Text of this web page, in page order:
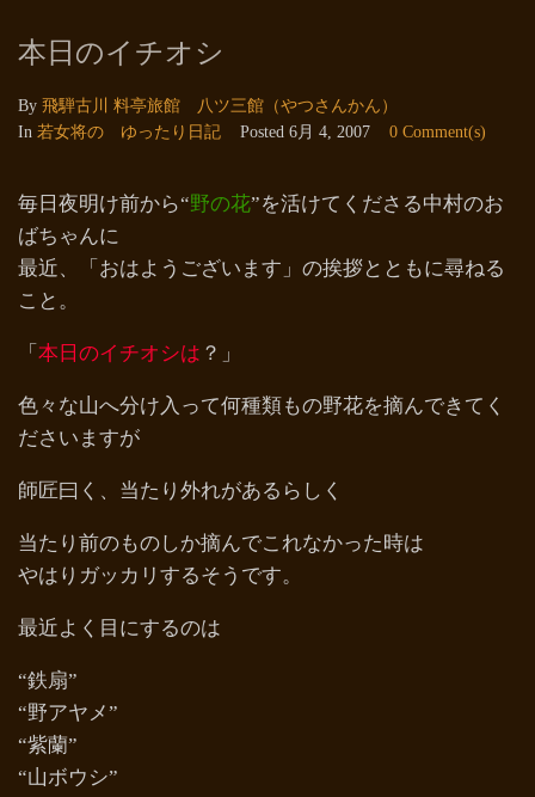
本日のイチオシ
By 飛騨古川 料亭旅館 八ツ三館（やつさんかん）
In 若女将の ゆったり日記 Posted 6月 4, 2007 0 Comment(s)
毎日夜明け前から“野の花”を活けてくださる中村のお
ばちゃんに
最近、「おはようございます」の挨拶とともに尋ねる
こと。
「 本日のイチオシは ？」
色々な山へ分け入って何種類もの野花を摘んできてく
ださいますが
師匠曰く、当たり外れがあるらしく
当たり前のものしか摘んでこれなかった時は
やはりガッカリするそうです。
最近よく目にするのは
“鉄扇”
“野アヤメ”
“紫蘭”
“山ボウシ”